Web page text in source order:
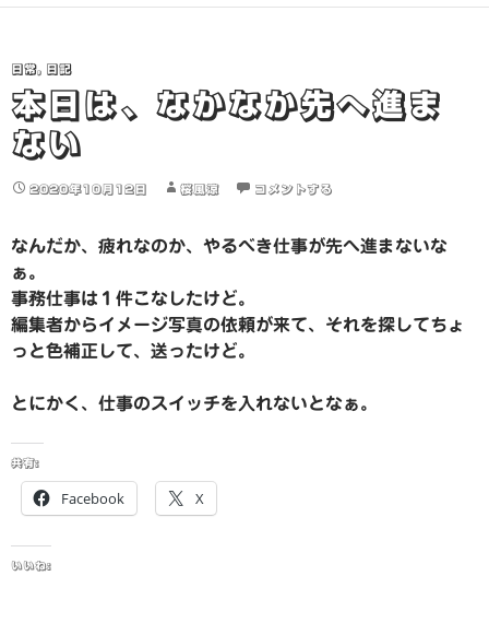
中…
日常, 日記
本日は、なかなか先へ進ま
ない
2020年10月12日 桜風涼 コメントする
なんだか、疲れなのか、やるべき仕事が先へ進まないな
ぁ。
事務仕事は１件こなしたけど。
編集者からイメージ写真の依頼が来て、それを探してちょ
っと色補正して、送ったけど。
とにかく、仕事のスイッチを入れないとなぁ。
共有:
Facebook X
いいね: